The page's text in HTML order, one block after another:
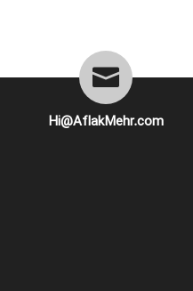

Hi@AflakMehr.com